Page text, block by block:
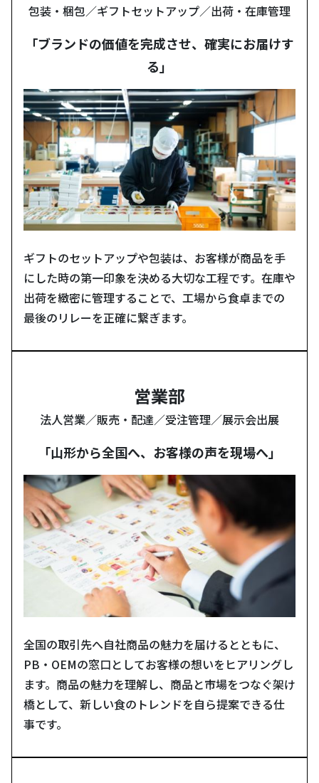
包装・梱包／ギフトセットアップ／出荷・在庫管理
「ブランドの価値を完成させ、確実にお届けす
る」
ギフトのセットアップや包装は、お客様が商品を手
にした時の第一印象を決める大切な工程です。在庫や
出荷を緻密に管理することで、工場から食卓までの
最後のリレーを正確に繋ぎます。
営業部
法人営業／販売・配達／受注管理／展示会出展
「山形から全国へ、お客様の声を現場へ」
全国の取引先へ自社商品の魅力を届けるとともに、
PB・OEMの窓口としてお客様の想いをヒアリングし
ます。商品の魅力を理解し、商品と市場をつなぐ架け
橋として、新しい食のトレンドを自ら提案できる仕
事です。